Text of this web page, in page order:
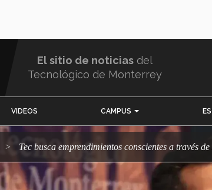
El sitio de noticias del
Tecnológico de Monterrey
VIDEOS CAMPUS
Tec busca emprendimientos conscientes a través